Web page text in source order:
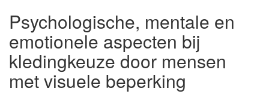
Psychologische, mentale en
emotionele aspecten bij
kledingkeuze door mensen
met visuele beperking